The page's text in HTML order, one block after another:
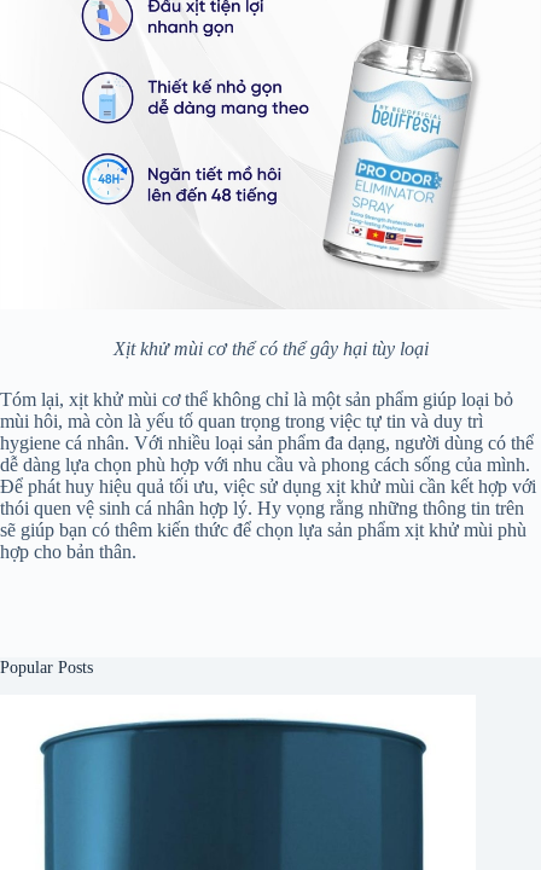
Xịt khử mùi cơ thể có thể gây hại tùy loại
Tóm lại, xịt khử mùi cơ thể không chỉ là một sản phẩm giúp loại bỏ
mùi hôi, mà còn là yếu tố quan trọng trong việc tự tin và duy trì
hygiene cá nhân. Với nhiều loại sản phẩm đa dạng, người dùng có thể
dễ dàng lựa chọn phù hợp với nhu cầu và phong cách sống của mình.
Để phát huy hiệu quả tối ưu, việc sử dụng xịt khử mùi cần kết hợp với
thói quen vệ sinh cá nhân hợp lý. Hy vọng rằng những thông tin trên
sẽ giúp bạn có thêm kiến thức để chọn lựa sản phẩm xịt khử mùi phù
hợp cho bản thân.
Popular Posts